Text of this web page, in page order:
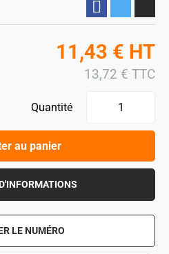
11,43 € HT
13,72 € TTC
Quantité
au panier
LE NUMÉRO